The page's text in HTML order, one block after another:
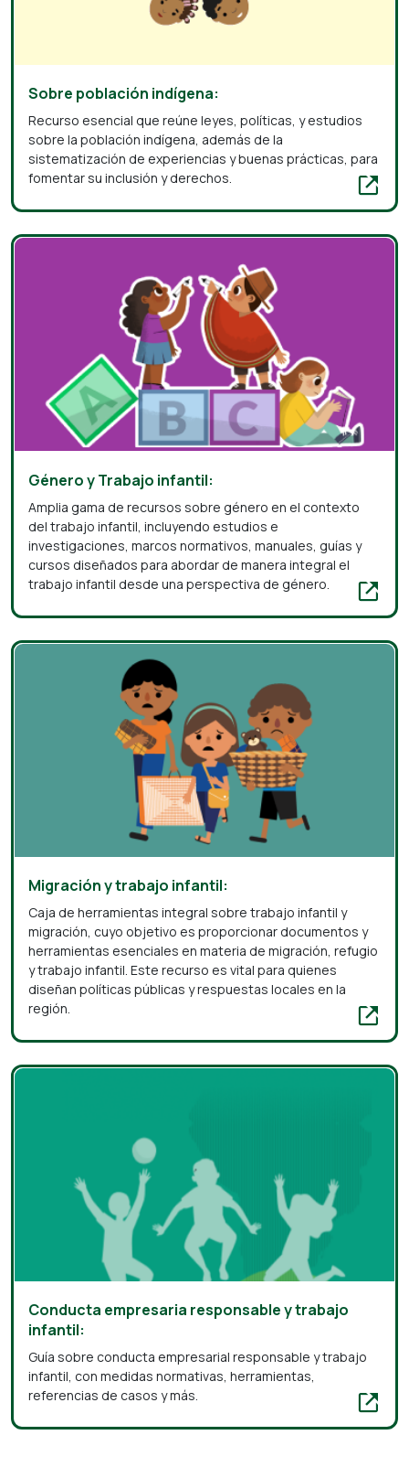
Sobre población indígena:
Recurso esencial que reúne leyes, políticas, y estudios
sobre la población indígena, además de la
sistematización de experiencias y buenas prácticas, para
fomentar su inclusión y derechos.
Género y Trabajo infantil:
Amplia gama de recursos sobre género en el contexto
del trabajo infantil, incluyendo estudios e
investigaciones, marcos normativos, manuales, guías y
cursos diseñados para abordar de manera integral el
trabajo infantil desde una perspectiva de género.
Migración y trabajo infantil:
Caja de herramientas integral sobre trabajo infantil y
migración, cuyo objetivo es proporcionar documentos y
herramientas esenciales en materia de migración, refugio
y trabajo infantil. Este recurso es vital para quienes
diseñan políticas públicas y respuestas locales en la
región.
Conducta empresaria responsable y trabajo
infantil:
Guía sobre conducta empresarial responsable y trabajo
infantil, con medidas normativas, herramientas,
referencias de casos y más.